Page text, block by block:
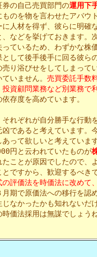
の自己売買部門の運用下
のを物を言わせたアバウ
に人材を得ず、彼らに明確
、などを挙げておきます。
ているため、わずかな株
として後手後手に回る彼ら
り浴びせをしてしまって
いません。 売買委託手数
資顧問業務など別業務で
存度を高めています。
れぞれが自分勝手な行動
であると考えています。
って欲しいと考えていま
円と云われていたものが
たことが原因でしたので、
ですから、歓迎するべきで
の評価法を時価法に改めて
月期で原価法への移行を認
じなかったかも知れないだ
価法採用は無謀でしょうね